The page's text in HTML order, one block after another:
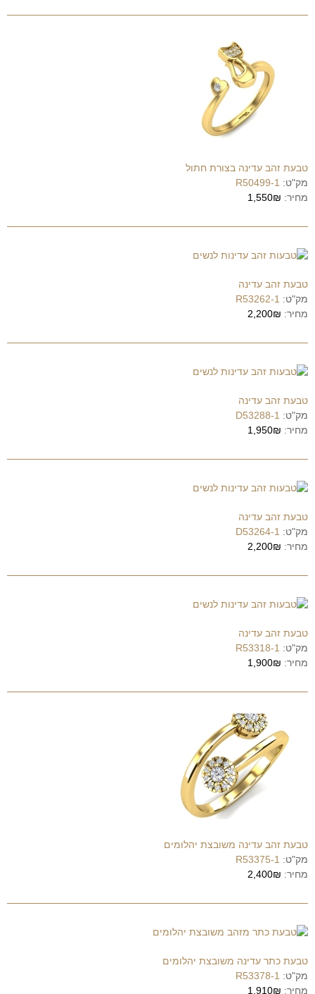
טבעת זהב עדינה בצורת חתול
מק"ט: R50499-1
מחיר: 1,550₪
טבעת זהב עדינה
מק"ט: R53262-1
מחיר: 2,200₪
טבעת זהב עדינה
מק"ט: D53288-1
מחיר: 1,950₪
טבעת זהב עדינה
מק"ט: D53264-1
מחיר: 2,200₪
טבעת זהב עדינה
מק"ט: R53318-1
מחיר: 1,900₪
טבעת זהב עדינה משובצת יהלומים
מק"ט: R53375-1
מחיר: 2,400₪
טבעת כתר עדינה משובצת יהלומים
מק"ט: R53378-1
מחיר: 1,910₪